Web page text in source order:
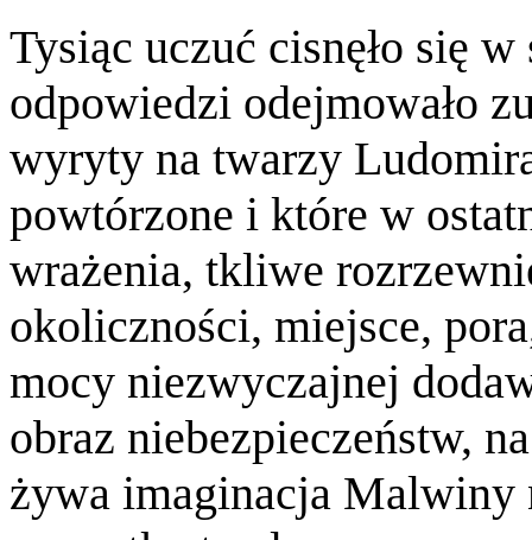
Tysiąc uczuć cisnęło się
odpowiedzi odejmowało
wyryty na twarzy
powtórzone i które w
wrażenia, tkliwe
okoliczności, miejsce,
mocy niezwyczajnej
obraz niebezpieczeństw,
żywa imaginacja Malwiny